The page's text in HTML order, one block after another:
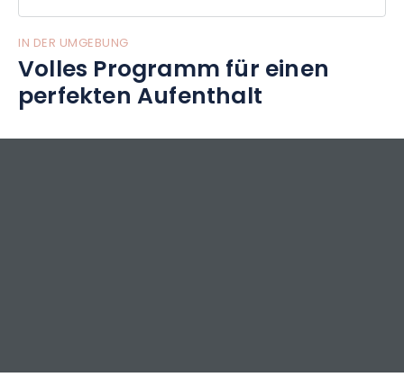
IN DER UMGEBUNG
Volles Programm für einen
perfekten Aufenthalt